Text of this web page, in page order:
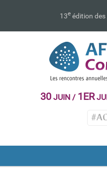
13e édition des
30JUIN / 1ER